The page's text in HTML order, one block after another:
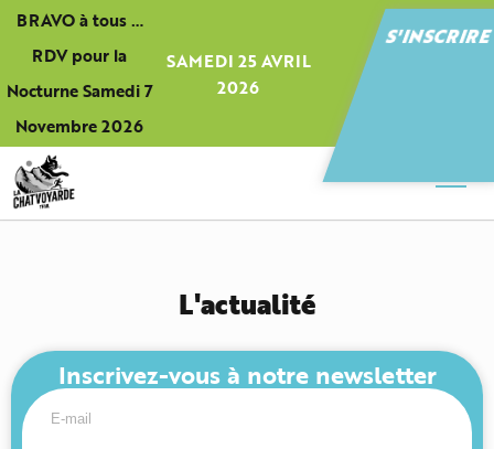
BRAVO à tous …
RDV pour la
Nocturne Samedi 7
Novembre 2026
SAMEDI 25 AVRIL
2026
S'INSCRIRE
L'actualité
Inscrivez-vous à notre newsletter
Panneau de gestion des cookies